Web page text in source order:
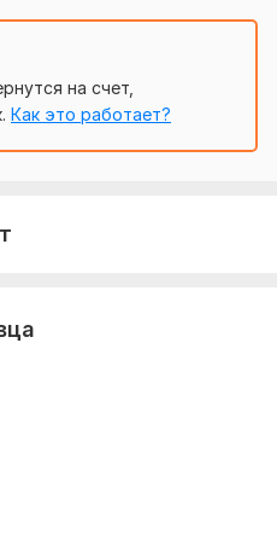
на счет,
Как это работает?